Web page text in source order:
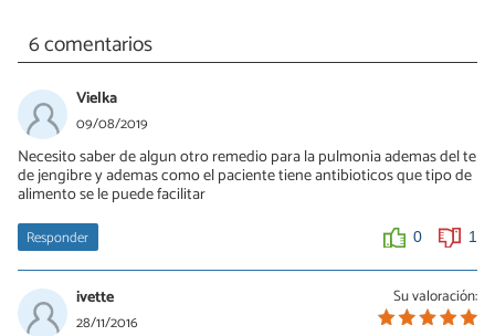
6 comentarios
Vielka
09/08/2019
Necesito saber de algun otro remedio para la pulmonia ademas del te
de jengibre y ademas como el paciente tiene antibioticos que tipo de
alimento se le puede facilitar
Responder 0 1
Su valoración:
ivette
28/11/2016